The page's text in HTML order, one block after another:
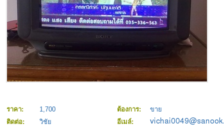
ราคา: 1,700 ต้องการ:
ขาย
ติดต่อ:
วิชัย
อีเมล์: